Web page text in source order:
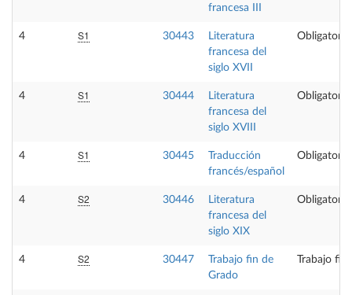
francesa III
4 S1 30443
Literatura
francesa del
siglo XVII
Obligatoria
4 S1 30444
Literatura
francesa del
siglo XVIII
Obligatoria
4 S1 30445
Traducción
francés/español
Obligatoria
4 S2 30446
Literatura
francesa del
siglo XIX
Obligatoria
4 S2 30447
Trabajo fin de
Grado
Trabajo